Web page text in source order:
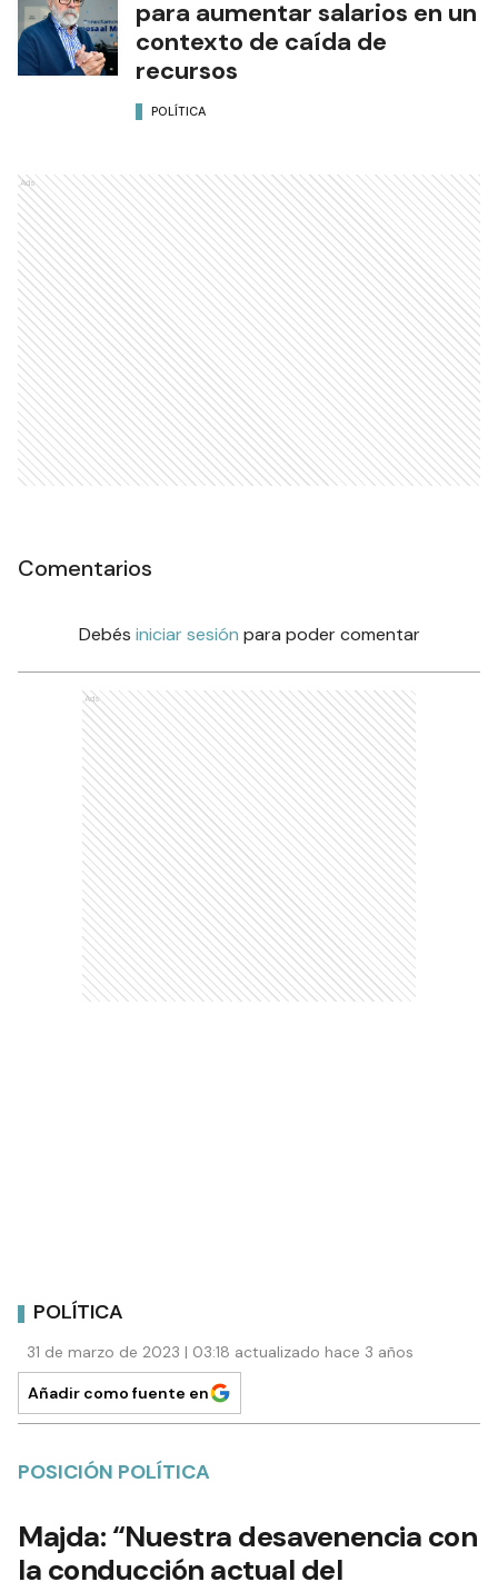
para aumentar salarios en un
contexto de caída de
recursos
POLÍTICA
Ads
Comentarios
Debés iniciar sesión para poder comentar
Ads
POLÍTICA
31 de marzo de 2023 | 03:18 actualizado hace 3 años
Añadir como fuente en
POSICIÓN POLÍTICA
Majda: “Nuestra desavenencia con
la conducción actual del